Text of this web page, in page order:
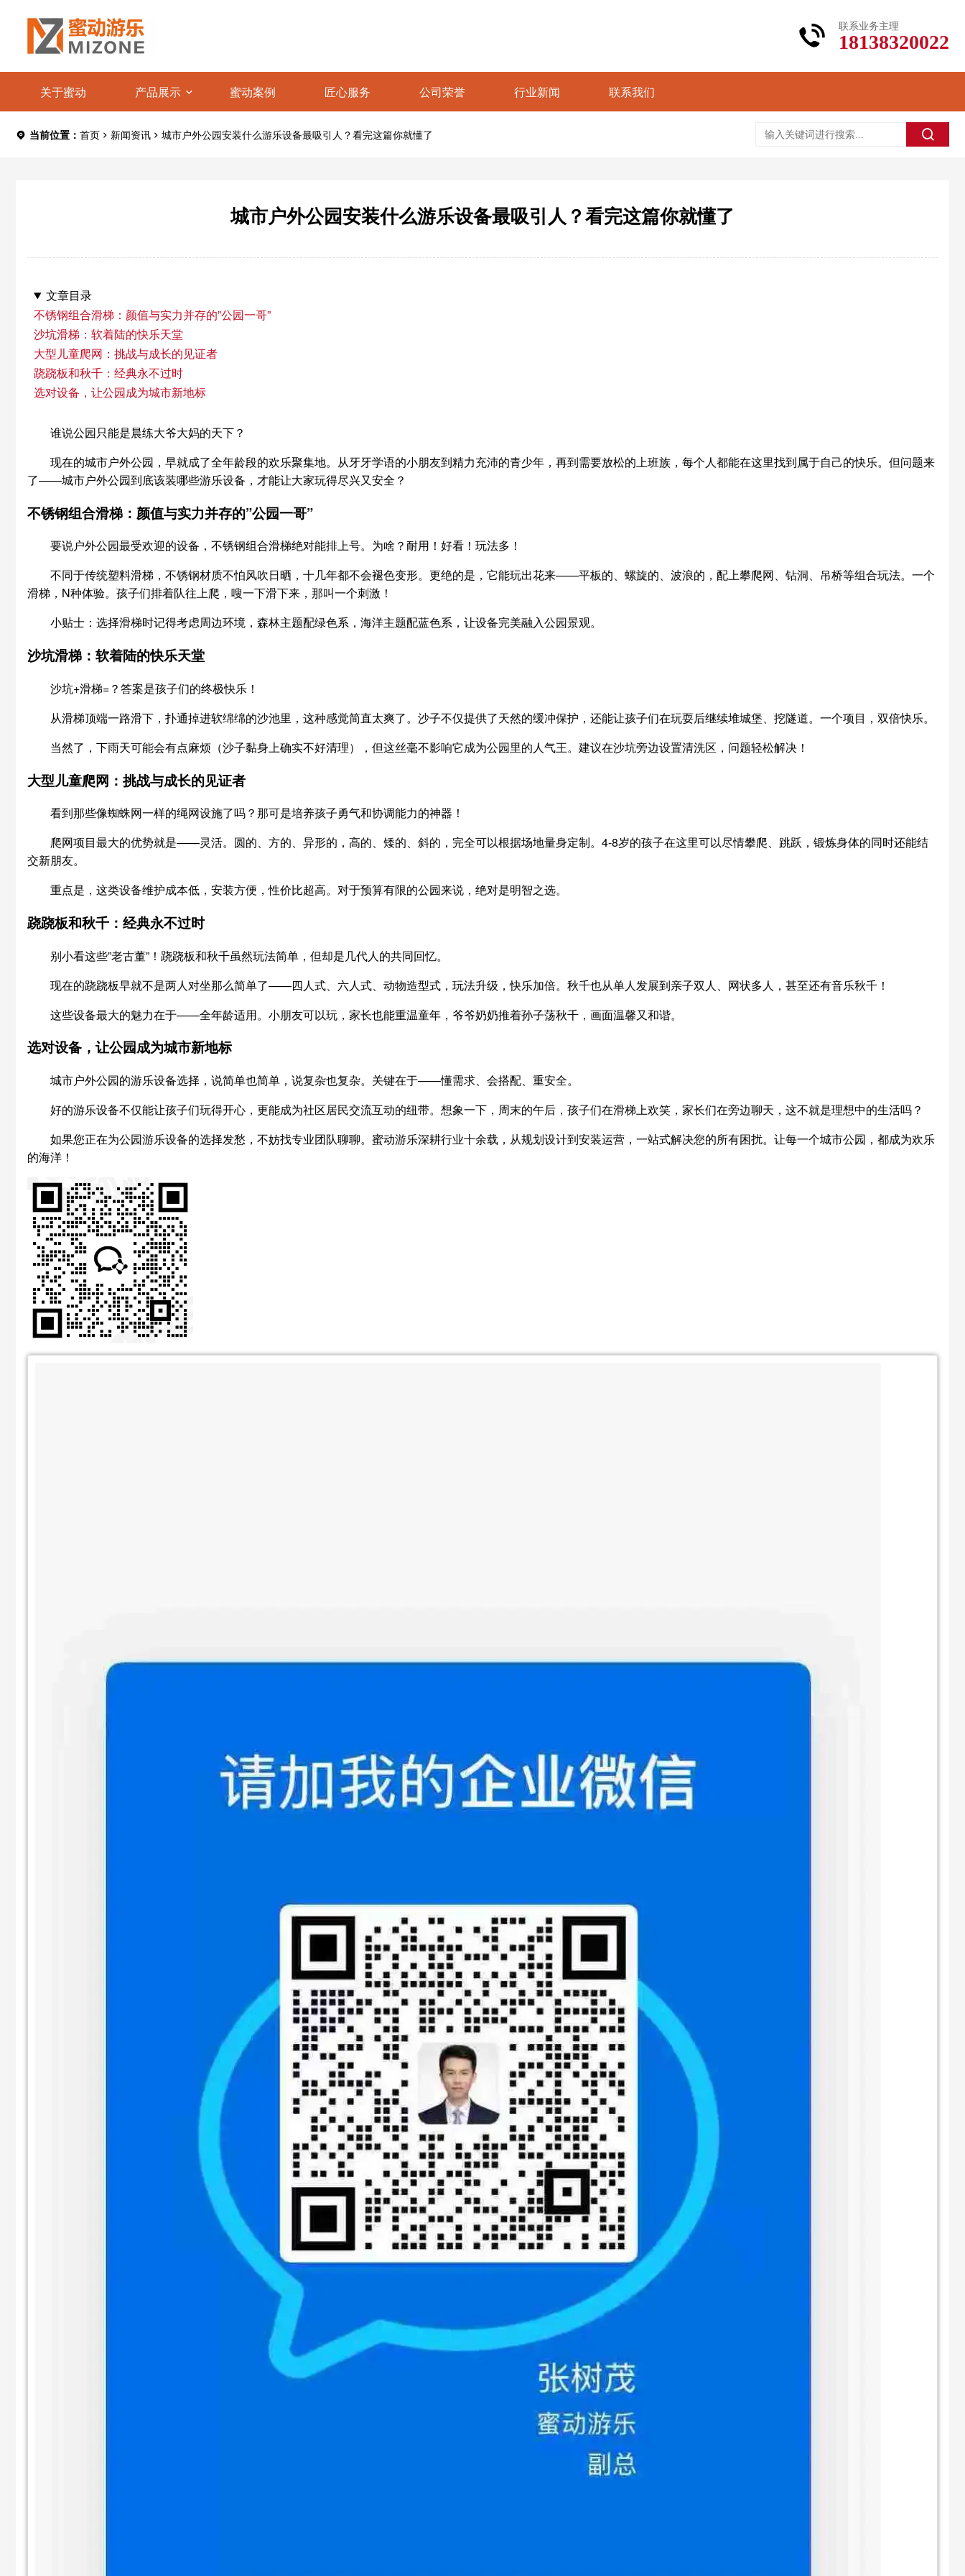
联系业务主理
18138320022
关于蜜动 产品展示 蜜动案例 匠心服务 公司荣誉 行业新闻 联系我们
当前位置： 首页 新闻资讯 城市户外公园安装什么游乐设备最吸引人？看完这篇你就懂了
城市户外公园安装什么游乐设备最吸引人？看完这篇你就懂了
文章目录
不锈钢组合滑梯：颜值与实力并存的”公园一哥”
沙坑滑梯：软着陆的快乐天堂
大型儿童爬网：挑战与成长的见证者
跷跷板和秋千：经典永不过时
选对设备，让公园成为城市新地标
谁说公园只能是晨练大爷大妈的天下？
现在的城市户外公园，早就成了全年龄段的欢乐聚集地。从牙牙学语的小朋友到精力充沛的青少年，再到需要放松的上班族，每个人都能在这里找到属于自己的快乐。但问题来
了——城市户外公园到底该装哪些游乐设备，才能让大家玩得尽兴又安全？
不锈钢组合滑梯：颜值与实力并存的”公园一哥”
要说户外公园最受欢迎的设备，不锈钢组合滑梯绝对能排上号。为啥？耐用！好看！玩法多！
不同于传统塑料滑梯，不锈钢材质不怕风吹日晒，十几年都不会褪色变形。更绝的是，它能玩出花来——平板的、螺旋的、波浪的，配上攀爬网、钻洞、吊桥等组合玩法。一个
滑梯，N种体验。孩子们排着队往上爬，嗖一下滑下来，那叫一个刺激！
小贴士：选择滑梯时记得考虑周边环境，森林主题配绿色系，海洋主题配蓝色系，让设备完美融入公园景观。
沙坑滑梯：软着陆的快乐天堂
沙坑+滑梯=？答案是孩子们的终极快乐！
从滑梯顶端一路滑下，扑通掉进软绵绵的沙池里，这种感觉简直太爽了。沙子不仅提供了天然的缓冲保护，还能让孩子们在玩耍后继续堆城堡、挖隧道。一个项目，双倍快乐。
当然了，下雨天可能会有点麻烦（沙子黏身上确实不好清理），但这丝毫不影响它成为公园里的人气王。建议在沙坑旁边设置清洗区，问题轻松解决！
大型儿童爬网：挑战与成长的见证者
看到那些像蜘蛛网一样的绳网设施了吗？那可是培养孩子勇气和协调能力的神器！
爬网项目最大的优势就是——灵活。圆的、方的、异形的，高的、矮的、斜的，完全可以根据场地量身定制。4-8岁的孩子在这里可以尽情攀爬、跳跃，锻炼身体的同时还能结
交新朋友。
重点是，这类设备维护成本低，安装方便，性价比超高。对于预算有限的公园来说，绝对是明智之选。
跷跷板和秋千：经典永不过时
别小看这些”老古董”！跷跷板和秋千虽然玩法简单，但却是几代人的共同回忆。
现在的跷跷板早就不是两人对坐那么简单了——四人式、六人式、动物造型式，玩法升级，快乐加倍。秋千也从单人发展到亲子双人、网状多人，甚至还有音乐秋千！
这些设备最大的魅力在于——全年龄适用。小朋友可以玩，家长也能重温童年，爷爷奶奶推着孙子荡秋千，画面温馨又和谐。
选对设备，让公园成为城市新地标
城市户外公园的游乐设备选择，说简单也简单，说复杂也复杂。关键在于——懂需求、会搭配、重安全。
好的游乐设备不仅能让孩子们玩得开心，更能成为社区居民交流互动的纽带。想象一下，周末的午后，孩子们在滑梯上欢笑，家长们在旁边聊天，这不就是理想中的生活吗？
如果您正在为公园游乐设备的选择发愁，不妨找专业团队聊聊。蜜动游乐深耕行业十余载，从规划设计到安装运营，一站式解决您的所有困扰。让每一个城市公园，都成为欢乐
的海洋！